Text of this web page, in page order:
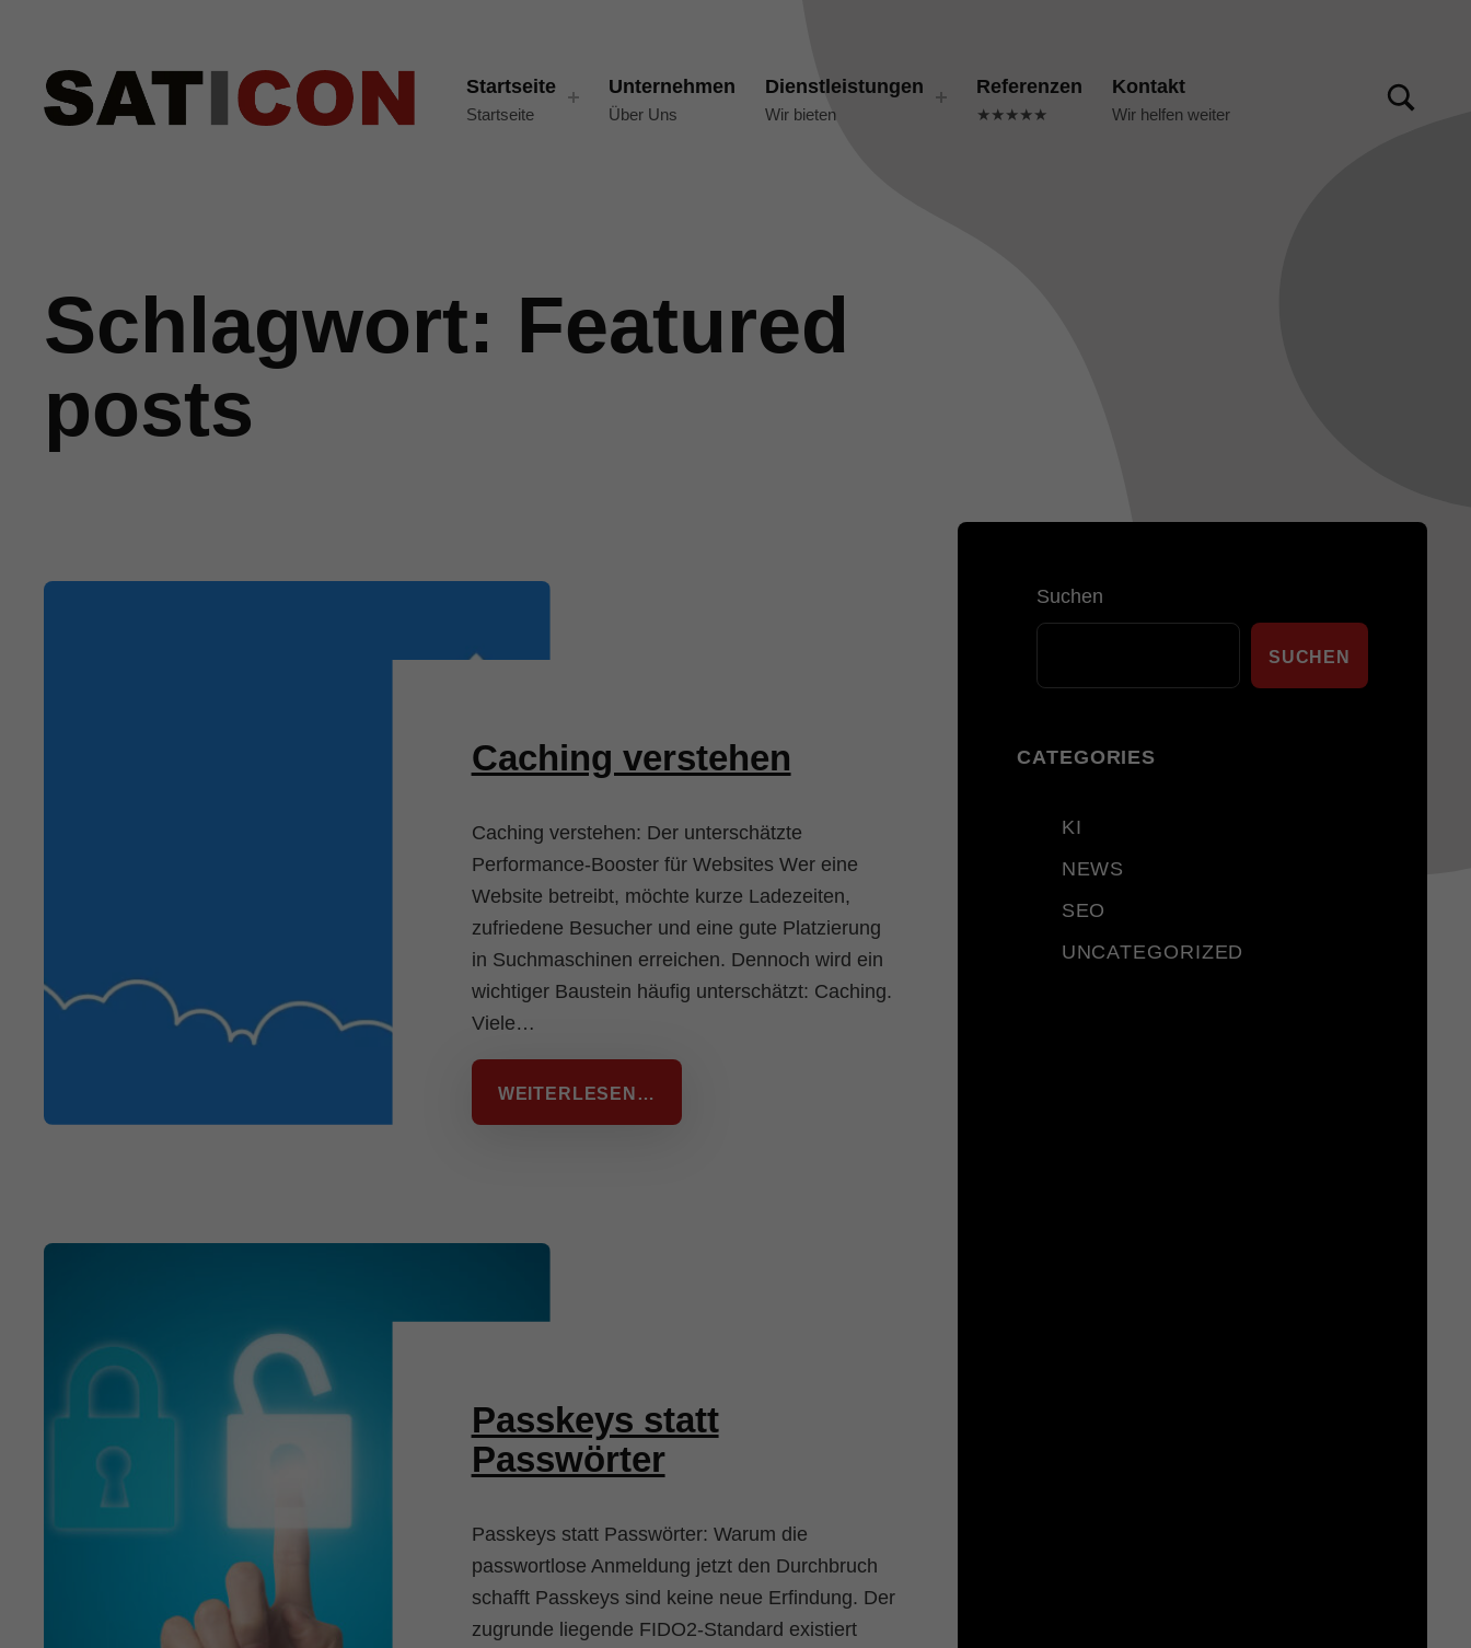
Startseite
Startseite
Unternehmen
Über Uns
Dienstleistungen
Wir bieten
Referenzen
★★★★★
Kontakt
Wir helfen weiter
Schlagwort: Featured
posts
Caching verstehen
Caching verstehen: Der unterschätzte
Performance-Booster für Websites Wer eine
Website betreibt, möchte kurze Ladezeiten,
zufriedene Besucher und eine gute Platzierung
in Suchmaschinen erreichen. Dennoch wird ein
wichtiger Baustein häufig unterschätzt: Caching.
Viele…
WEITERLESEN…
Passkeys statt
Passwörter
Passkeys statt Passwörter: Warum die
passwortlose Anmeldung jetzt den Durchbruch
schafft Passkeys sind keine neue Erfindung. Der
zugrunde liegende FIDO2-Standard existiert
Suchen
SUCHEN
CATEGORIES
KI
NEWS
SEO
UNCATEGORIZED